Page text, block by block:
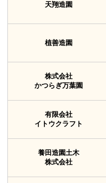
天翔造園
植善造園
株式会社
かつらぎ万葉園
有限会社
イトウクラフト
養田造園土木
株式会社